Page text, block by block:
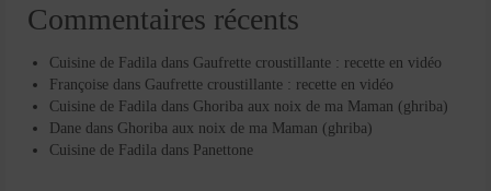
Commentaires récents
Cuisine de Fadila dans Gaufrette croustillante : recette en vidéo
Françoise dans Gaufrette croustillante : recette en vidéo
Cuisine de Fadila dans Ghoriba aux noix de ma Maman (ghriba)
Dane dans Ghoriba aux noix de ma Maman (ghriba)
Cuisine de Fadila dans Panettone